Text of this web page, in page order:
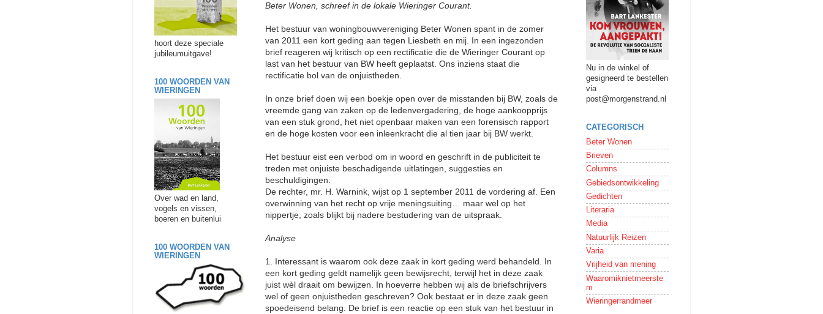
Beter Wonen, schreef in de lokale Wieringer Courant.
Het bestuur van woningbouwvereniging Beter Wonen spant in de zomer
van 2011 een kort geding aan tegen Liesbeth en mij. In een ingezonden
brief reageren wij kritisch op een rectificatie die de Wieringer Courant op
last van het bestuur van BW heeft geplaatst. Ons inziens staat die
rectificatie bol van de onjuistheden.
In onze brief doen wij een boekje open over de misstanden bij BW, zoals de
vreemde gang van zaken op de ledenvergadering, de hoge aankoopprijs
van een stuk grond, het niet openbaar maken van een forensisch rapport
en de hoge kosten voor een inleenkracht die al tien jaar bij BW werkt.
Het bestuur eist een verbod om in woord en geschrift in de publiciteit te
treden met onjuiste beschadigende uitlatingen, suggesties en
beschuldigingen.
De rechter, mr. H. Warnink, wijst op 1 september 2011 de vordering af. Een
overwinning van het recht op vrije meningsuiting… maar wel op het
nippertje, zoals blijkt bij nadere bestudering van de uitspraak.
Analyse
1. Interessant is waarom ook deze zaak in kort geding werd behandeld. In
een kort geding geldt namelijk geen bewijsrecht, terwijl het in deze zaak
juist wèl draait om bewijzen. In hoeverre hebben wij als de briefschrijvers
wel of geen onjuistheden geschreven? Ook bestaat er in deze zaak geen
spoedeisend belang. De brief is een reactie op een stuk van het bestuur in
hoort deze speciale
jubileumuitgave!
100 WOORDEN VAN
WIERINGEN
Over wad en land,
vogels en vissen,
boeren en buitenlui
100 WOORDEN VAN
WIERINGEN
Nu in de winkel of
gesigneerd te bestellen
via
post@morgenstrand.nl
CATEGORISCH
Beter Wonen
Brieven
Columns
Gebiedsontwikkeling
Gedichten
Literaria
Media
Natuurlijk Reizen
Varia
Vrijheid van mening
Waaromiknietmeerste
m
Wieringerrandmeer